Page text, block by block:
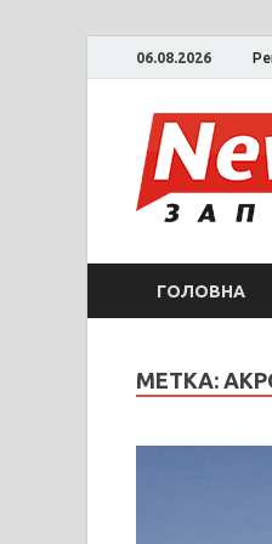
06.08.2026
ГОЛОВНА
МЕТКА: